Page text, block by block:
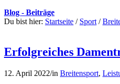
Blog - Beiträge
Du bist hier: Startseite / Sport /
Erfolgreiches
12. April 2022/in Breitensport,